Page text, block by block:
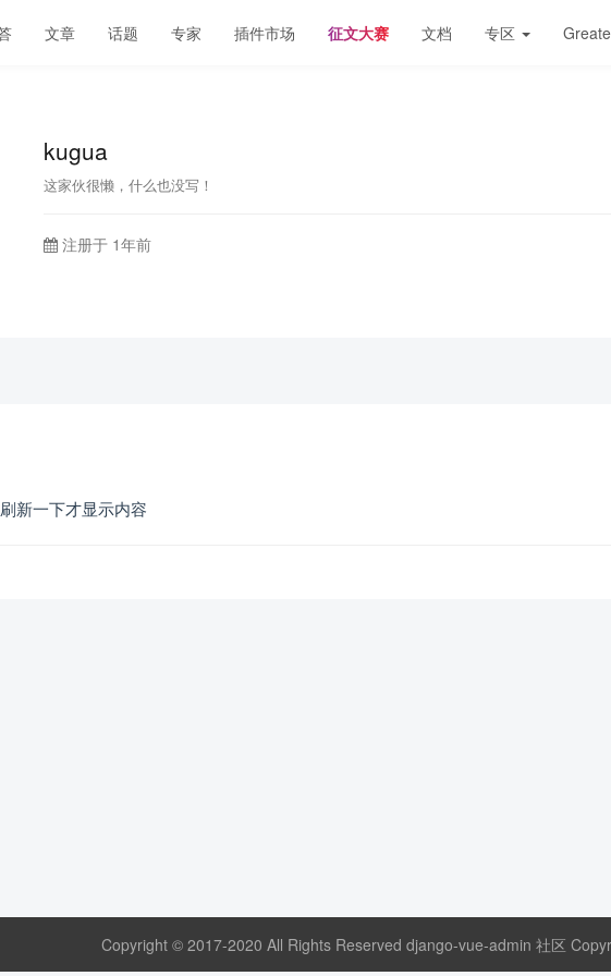
文章 话题 专家 插件市场 征文大赛 文档 专区
kugua
这家伙很懒，什么也没写！
注册于 1年前
新一下才显示内容
Copyright © 2017-2020 All Rights Reserved django-vue-admin 社区